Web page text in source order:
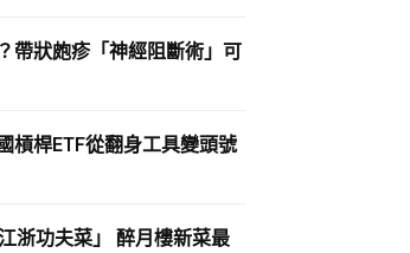
帶狀皰疹「神經阻斷術」可
槓桿ETF從翻身工具變頭號
浙功夫菜」 醉月樓新菜最